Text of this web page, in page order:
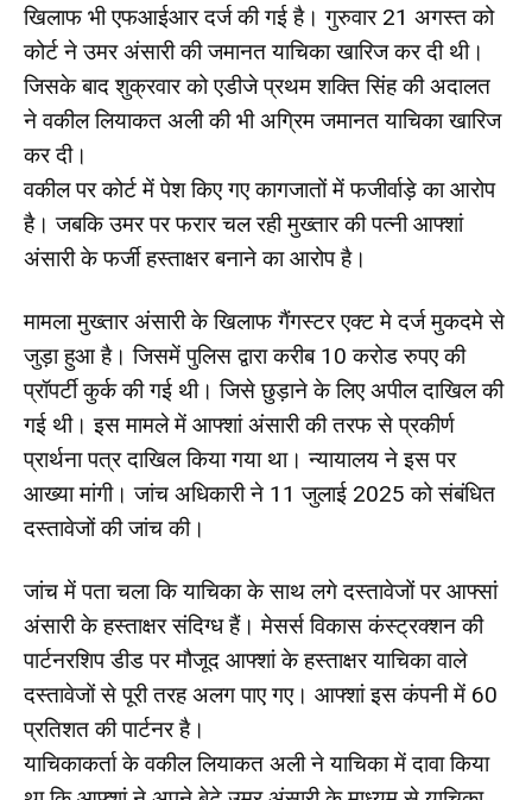
खिलाफ भी एफआईआर दर्ज की गई है। गुरुवार 21 अगस्त को
कोर्ट ने उमर अंसारी की जमानत याचिका खारिज कर दी थी।
जिसके बाद शुक्रवार को एडीजे प्रथम शक्ति सिंह की अदालत
ने वकील लियाकत अली की भी अग्रिम जमानत याचिका खारिज
कर दी।
वकील पर कोर्ट में पेश किए गए कागजातों में फजीर्वाड़े का आरोप
है। जबकि उमर पर फरार चल रही मुख्तार की पत्नी आफ्शां
अंसारी के फर्जी हस्ताक्षर बनाने का आरोप है।
मामला मुख्तार अंसारी के खिलाफ गैंगस्टर एक्ट मे दर्ज मुकदमे से
जुड़ा हुआ है। जिसमें पुलिस द्वारा करीब 10 करोड रुपए की
प्रॉपर्टी कुर्क की गई थी। जिसे छुड़ाने के लिए अपील दाखिल की
गई थी। इस मामले में आफ्शां अंसारी की तरफ से प्रकीर्ण
प्रार्थना पत्र दाखिल किया गया था। न्यायालय ने इस पर
आख्या मांगी। जांच अधिकारी ने 11 जुलाई 2025 को संबंधित
दस्तावेजों की जांच की।
जांच में पता चला कि याचिका के साथ लगे दस्तावेजों पर आफ्सां
अंसारी के हस्ताक्षर संदिग्ध हैं। मेसर्स विकास कंस्ट्रक्शन की
पार्टनरशिप डीड पर मौजूद आफ्शां के हस्ताक्षर याचिका वाले
दस्तावेजों से पूरी तरह अलग पाए गए। आफ्शां इस कंपनी में 60
प्रतिशत की पार्टनर है।
याचिकाकर्ता के वकील लियाकत अली ने याचिका में दावा किया